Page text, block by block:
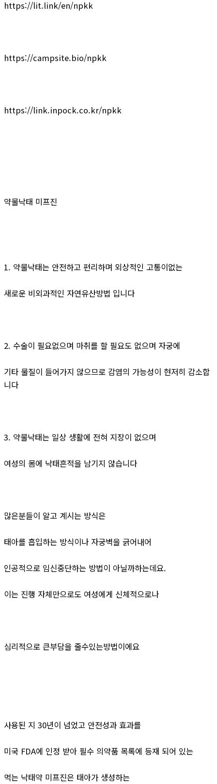
https://lit.link/en/npkk
https://campsite.bio/npkk
https://link.inpock.co.kr/npkk
약물낙태 미프진
1. 약물낙태는 안전하고 편리하며 외상적인 고통이없는
새로운 비외과적인 자연유산방법 입니다
2. 수술이 필요없으며 마취를 할 필요도 없으며 자궁에
기타 물질이 들어가지 않으므로 감염의 가능성이 현저히 감소합
니다
3. 약물낙태는 일상 생활에 전혀 지장이 없으며
여성의 몸에 낙태흔적을 남기지 않습니다
많은분들이 알고 계시는 방식은
태아를 흡입하는 방식이나 자궁벽을 긁어내어
인공적으로 임신중단하는 방법이 아닐까하는데요.
이는 진행 자체만으로도 여성에게 신체적으로나
심리적으로 큰부담을 줄수있는방법이에요
사용된 지 30년이 넘었고 안전성과 효과를
미국 FDA에 인정 받아 필수 의약품 목록에 등재 되어 있는
먹는 낙태약 미프진은 태아가 생성하는